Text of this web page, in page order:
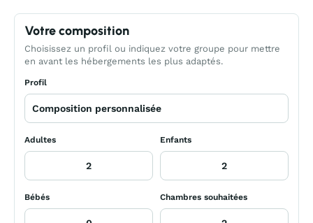
Votre composition
Choisissez un profil ou indiquez votre groupe pour mettre
en avant les hébergements les plus adaptés.
Profil
Adultes Enfants
Bébés Chambres souhaitées